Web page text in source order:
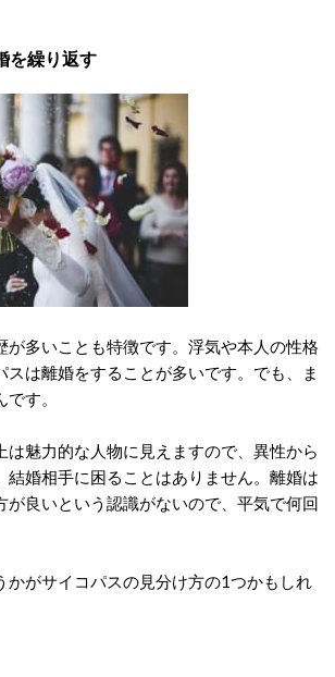
を繰り返す
が多いことも特徴です。浮気や本人の性格
スは離婚をすることが多いです。でも、ま
す。
は魅力的な人物に見えますので、異性から
結婚相手に困ることはありません。離婚は
が良いという認識がないので、平気で何回
かがサイコパスの見分け方の1つかもしれ